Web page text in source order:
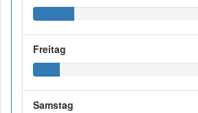
Freitag
Samstag